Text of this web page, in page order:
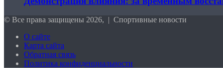
© Все права защищены 2026, | Спортивные новости
О сайте
Карта сайта
Обратная связь
Политика конфиденциальности